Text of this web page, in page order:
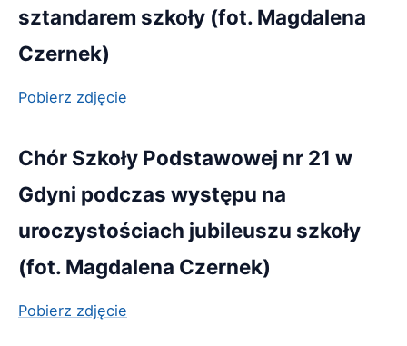
sztandarem szkoły (fot. Magdalena
Czernek)
Pobierz zdjęcie
Chór Szkoły Podstawowej nr 21 w
Gdyni podczas występu na
uroczystościach jubileuszu szkoły
(fot. Magdalena Czernek)
Pobierz zdjęcie